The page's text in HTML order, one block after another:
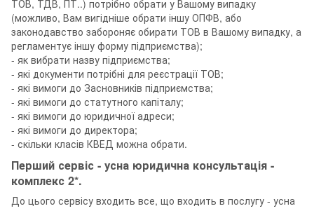
ТОВ, ТДВ, ПТ..) потрібно обрати у Вашому випадку
(можливо, Вам вигідніше обрати іншу ОПФВ, або
законодавство забороняє обирати ТОВ в Вашому випадку, а
регламентує іншу форму підприємства);
- як вибрати назву підприємства;
- які документи потрібні для реєстрації ТОВ;
- які вимоги до Засновників підприємства;
- які вимоги до статутного капіталу;
- які вимоги до юридичної адреси;
- які вимоги до директора;
- скільки класів КВЕД можна обрати.
Перший сервіс - усна юридична консультація -
комплекс 2*.
До цього сервісу входить все, що входить в послугу - усна